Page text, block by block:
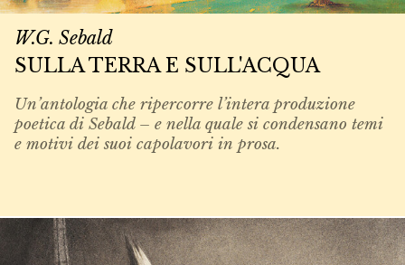
W.G. Sebald
SULLA TERRA E SULL'ACQUA
Un’antologia che ripercorre l’intera produzione
poetica di Sebald – e nella quale si condensano temi
e motivi dei suoi capolavori in prosa.